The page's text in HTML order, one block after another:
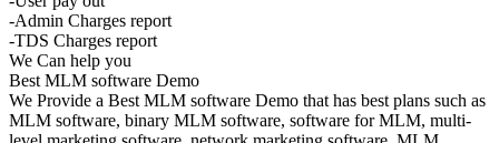
-Admin Charges report
-TDS Charges report
We Can help you
Best MLM software Demo
We Provide a Best MLM software Demo that has best plans such as
MLM software, binary MLM software, software for MLM, multi-